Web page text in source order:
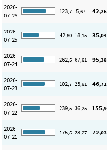
2026-
07-26
123,7 5,67 42,26
2026-
07-25
42,80 18,15 35,04
2026-
07-24
262,5 67,81 95,38
2026-
07-23
102,7 23,81 46,71
2026-
07-22
239,5 36,25 155,9
2026-
07-21
175,5 23,27 72,03